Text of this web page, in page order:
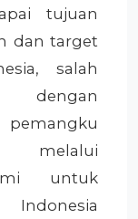
tujuan
dan target
salah
dengan
pemangku
melalui
untuk
Indonesia